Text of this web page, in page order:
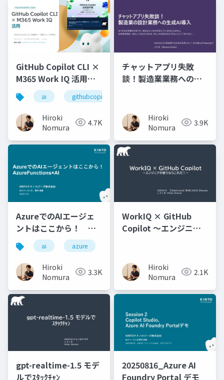
GitHub Copilot CLI ×
M365 Work IQ 活用ネ
タ
ai githubcopilot
Hiroki
Nomura
4.7K
チャットアプリ失敗
談！製造業業務への生
Hiroki
Nomura
3.9K
AzureでのAIエージェ
ントはここから！
Azure Functions × AI
ai azure
Hiroki
Nomura
3.3K
WorkIQ × GitHub
Copilot ～エンジニア
Hiroki
Nomura
2.1K
gpt-realtime-1.5 モデ
ルでｽﾀｯｸﾁｬﾝ
20250816_Azure AI
Foundry Portal デモ